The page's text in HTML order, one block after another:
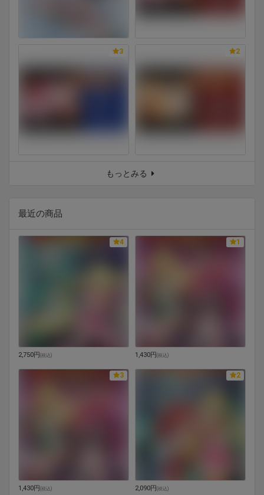
3 2
もっとみる
最近の商品
4
2,750円(税込)
1
1,430円(税込)
3
1,430円(税込)
2
2,090円(税込)